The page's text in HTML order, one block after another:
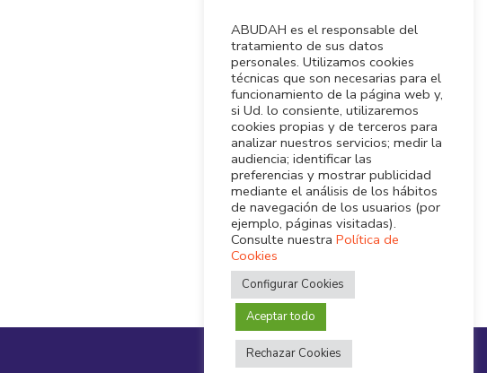
ABUDAH es el responsable del
tratamiento de sus datos
personales. Utilizamos cookies
técnicas que son necesarias para el
funcionamiento de la página web y,
si Ud. lo consiente, utilizaremos
cookies propias y de terceros para
analizar nuestros servicios; medir la
audiencia; identificar las
preferencias y mostrar publicidad
mediante el análisis de los hábitos
de navegación de los usuarios (por
ejemplo, páginas visitadas).
Consulte nuestra Política de
Cookies
Configurar Cookies
Aceptar todo
Rechazar Cookies